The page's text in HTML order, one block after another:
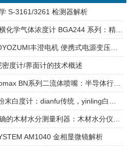
S-3161/3261 检测器解析
日本东横化学气体浓度计 BGA244 系列：精准测量与广泛应用
日本TOYOZUMI丰澄电机 便携式电源变压器CD220-15S
密度计/界面计的技术概述
日本Atomax BN系列二流体喷嘴：半导体行业去胶剥离机效率提高的解决方案
AM1040 金相显微镜解析